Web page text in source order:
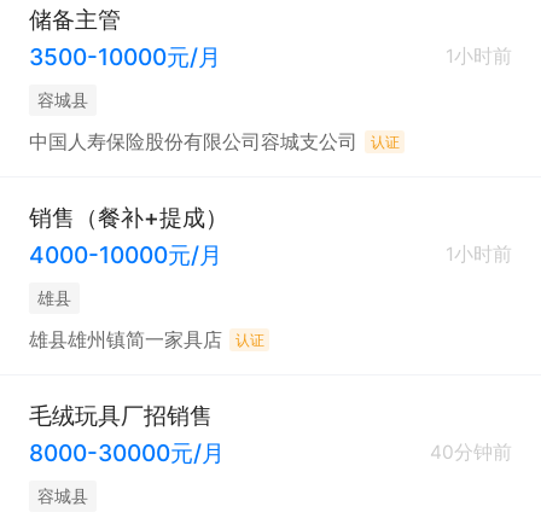
储备主管
3500-10000元/月
1小时前
容城县
中国人寿保险股份有限公司容城支公司 认证
销售（餐补+提成）
4000-10000元/月
1小时前
雄县
雄县雄州镇简一家具店 认证
毛绒玩具厂招销售
8000-30000元/月
40分钟前
容城县